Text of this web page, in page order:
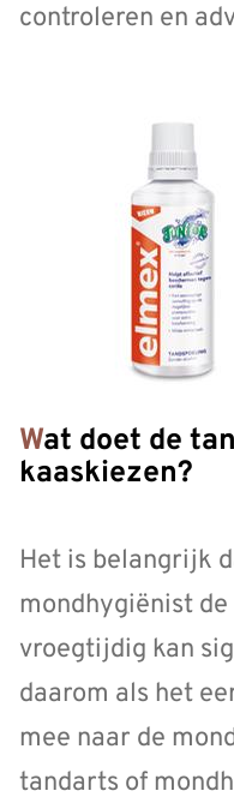
controleren en
Wat doet de tandarts aan
kaaskiezen?
Het is belangrijk
mondhygiënist
vroegtijdig kan
daarom als het
mee naar de
tandarts of